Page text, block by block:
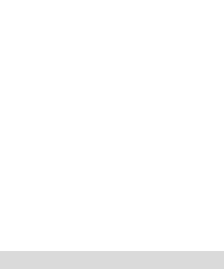
Pasirinkti savybes